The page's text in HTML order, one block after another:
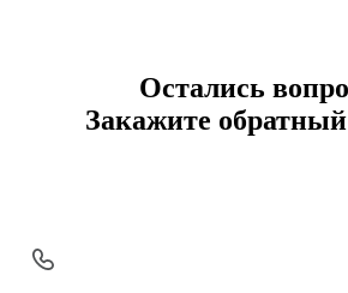
Остались
Закажите